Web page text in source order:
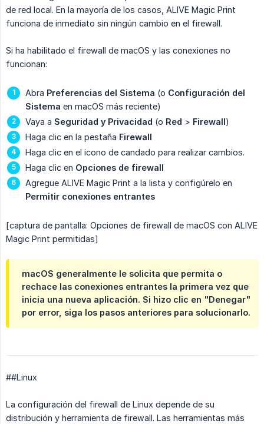
de red local. En la mayoría de los casos, ALIVE Magic Print
funciona de inmediato sin ningún cambio en el firewall.
Si ha habilitado el firewall de macOS y las conexiones no
funcionan:
Abra Preferencias del Sistema (o Configuración del
Sistema en macOS más reciente)
Vaya a Seguridad y Privacidad (o Red > Firewall)
Haga clic en la pestaña Firewall
Haga clic en el icono de candado para realizar cambios.
Haga clic en Opciones de firewall
Agregue ALIVE Magic Print a la lista y configúrelo en
Permitir conexiones entrantes
[captura de pantalla: Opciones de firewall de macOS con ALIVE
Magic Print permitidas]
macOS generalmente le solicita que permita o
rechace las conexiones entrantes la primera vez que
inicia una nueva aplicación. Si hizo clic en "Denegar"
por error, siga los pasos anteriores para solucionarlo.
##Linux
La configuración del firewall de Linux depende de su
distribución y herramienta de firewall. Las herramientas más